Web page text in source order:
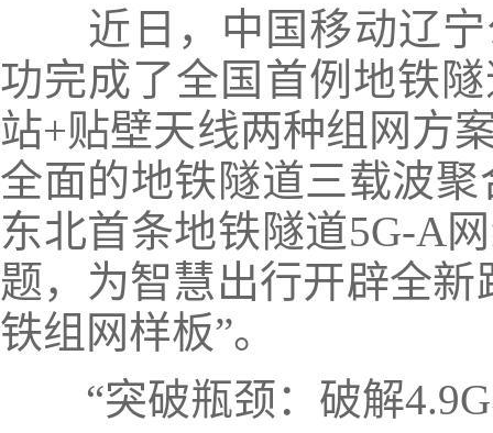
近日，中国移动辽宁
功完成了全国首例地铁
站+贴壁天线两种组网方
全面的地铁隧道三载波
东北首条地铁隧道5G-A
题，为智慧出行开辟全
铁组网样板”。
“突破瓶颈：破解4.9G